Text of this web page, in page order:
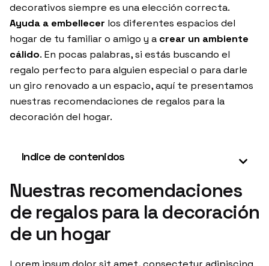
decorativos siempre es una elección correcta.
Ayuda a embellecer los diferentes espacios del
hogar de tu familiar o amigo y a crear un ambiente
cálido. En pocas palabras, si estás buscando el
regalo perfecto para alguien especial o para darle
un giro renovado a un espacio, aquí te presentamos
nuestras recomendaciones de regalos para la
decoración del hogar.
Indice de contenidos
Nuestras recomendaciones
de regalos para la decoración
de un hogar